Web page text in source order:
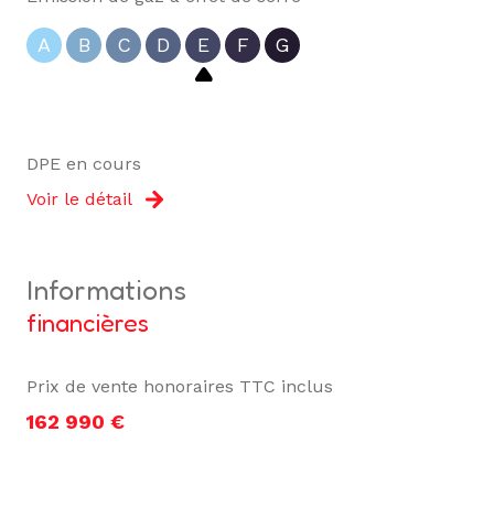
A B C D E F G
DPE en cours
Voir le détail
informations
financières
Prix de vente honoraires TTC inclus
162 990 €